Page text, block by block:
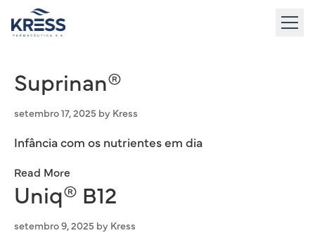
content
Suprinan®
setembro 17, 2025 by Kress
Infância com os nutrientes em dia
Read More
Uniq® B12
setembro 9, 2025 by Kress